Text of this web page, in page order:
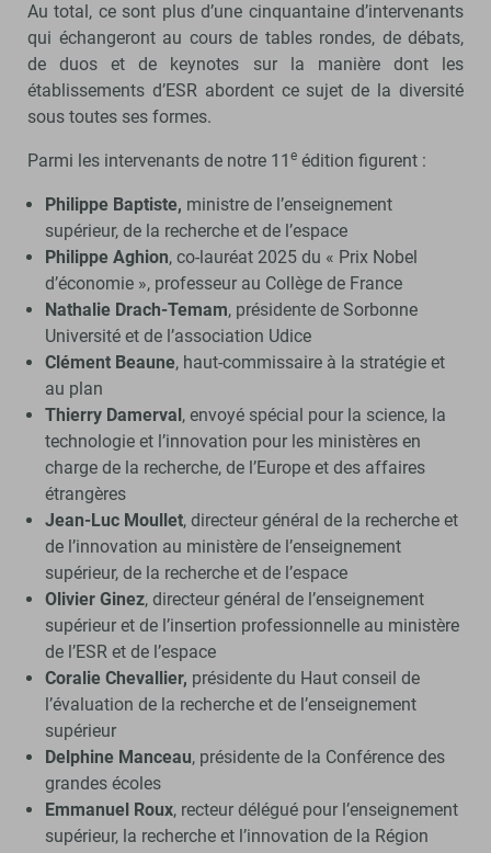
Au total, ce sont plus d’une cinquantaine d’intervenants
qui échangeront au cours de tables rondes, de débats,
de duos et de keynotes sur la manière dont les
établissements d’ESR abordent ce sujet de la diversité
sous toutes ses formes.
Parmi les intervenants de notre 11 e édition figurent :
Philippe Baptiste, ministre de l’enseignement
supérieur, de la recherche et de l’espace
Philippe Aghion, co-lauréat 2025 du « Prix Nobel
d’économie », professeur au Collège de France
Nathalie Drach-Temam, présidente de Sorbonne
Université et de l’association Udice
Clément Beaune, haut-commissaire à la stratégie et
au plan
Thierry Damerval , envoyé spécial pour la science, la
technologie et l’innovation pour les ministères en
charge de la recherche, de l’Europe et des affaires
étrangères
Jean-Luc Moullet, directeur général de la recherche et
de l’innovation au ministère de l’enseignement
supérieur, de la recherche et de l’espace
Olivier Ginez, directeur général de l’enseignement
supérieur et de l’insertion professionnelle au ministère
de l’ESR et de l’espace
Coralie Chevallier, présidente du Haut conseil de
l’évaluation de la recherche et de l’enseignement
supérieur
Delphine Manceau, présidente de la Conférence des
grandes écoles
Emmanuel Roux, recteur délégué pour l’enseignement
supérieur, la recherche et l’innovation de la Région